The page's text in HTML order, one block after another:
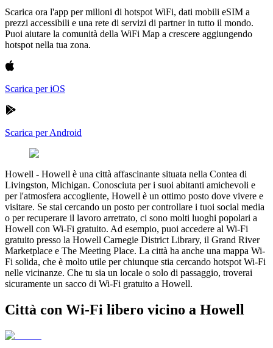
Scarica ora l'app per milioni di hotspot WiFi, dati mobili eSIM a
prezzi accessibili e una rete di servizi di partner in tutto il mondo.
Puoi aiutare la comunità della WiFi Map a crescere aggiungendo
hotspot nella tua zona.
Scarica per iOS
Scarica per Android
Howell - Howell è una città affascinante situata nella Contea di
Livingston, Michigan. Conosciuta per i suoi abitanti amichevoli e
per l'atmosfera accogliente, Howell è un ottimo posto dove vivere e
visitare. Se stai cercando un posto per controllare i tuoi social media
o per recuperare il lavoro arretrato, ci sono molti luoghi popolari a
Howell con Wi-Fi gratuito. Ad esempio, puoi accedere al Wi-Fi
gratuito presso la Howell Carnegie District Library, il Grand River
Marketplace e The Meeting Place. La città ha anche una mappa Wi-
Fi solida, che è molto utile per chiunque stia cercando hotspot Wi-Fi
nelle vicinanze. Che tu sia un locale o solo di passaggio, troverai
sicuramente un sacco di Wi-Fi gratuito a Howell.
Città con Wi-Fi libero vicino a Howell